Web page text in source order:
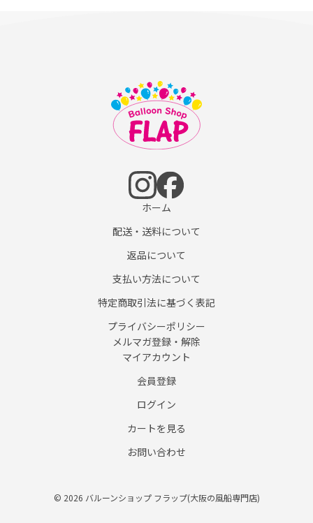
ホーム
配送・送料について
返品について
支払い方法について
特定商取引法に基づく表記
プライバシーポリシー
メルマガ登録・解除
マイアカウント
会員登録
ログイン
カートを見る
お問い合わせ
© 2026 バルーンショップ フラップ(大阪の風船専門店)